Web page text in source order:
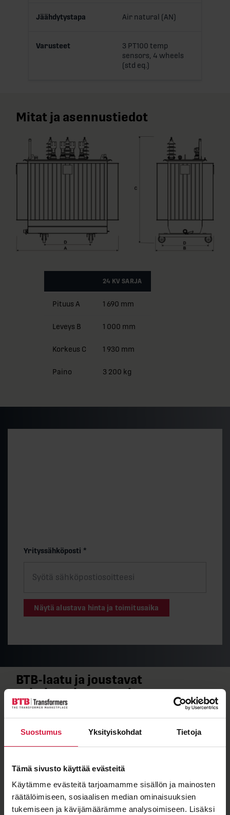
Suostumus Yksityiskohdat Tietoja
Tämä sivusto käyttää evästeitä
Käytämme evästeitä tarjoamamme sisällön ja mainosten
räätälöimiseen, sosiaalisen median ominaisuuksien
tukemiseen ja kävijämäärämme analysoimiseen. Lisäksi
Jäähdytystapa Air natural (AN)
Varusteet
3 PT100 temp
sensors, 4 wheels
(std eq.)
Mitat ja asennustiedot
24 KV SARJA
Pituus A 1 690 mm
Leveys B 1 000 mm
Korkeus C 1 930 mm
Paino 3 200 kg
Yrityssähköposti *
Näytä alustava hinta ja toimitusaika
BTB-​laatu ja joustavat
valmistuskumppanit
Kun näet muuntajassa BTB-​merkkilaatan, tiedät sen
Jakelumuuntajamme valmistaa SEM Transformatör,
jonka sertifioitu laatu takaa kestävyyden vaativissa